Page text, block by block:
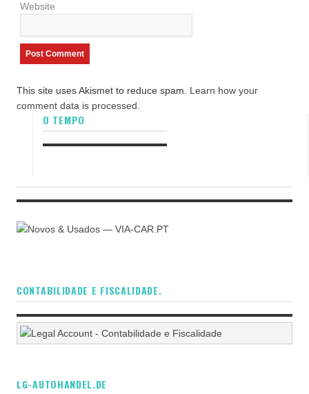
Website
This site uses Akismet to reduce spam. Learn how your
comment data is processed.
O TEMPO
CONTABILIDADE E FISCALIDADE.
LG-AUTOHANDEL.DE